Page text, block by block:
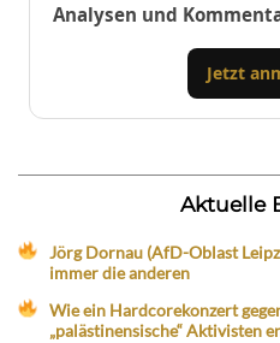
Analysen und
Jetzt
Aktuelle
Jörg Dornau (AfD-Oblast
immer die anderen
Wie ein Hardcorekonzert
„palästinensische“ Aktivisten